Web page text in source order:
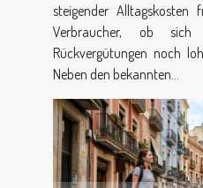
steigender
Verbraucher, ob
Rückvergütungen noch
Neben den bekannten...